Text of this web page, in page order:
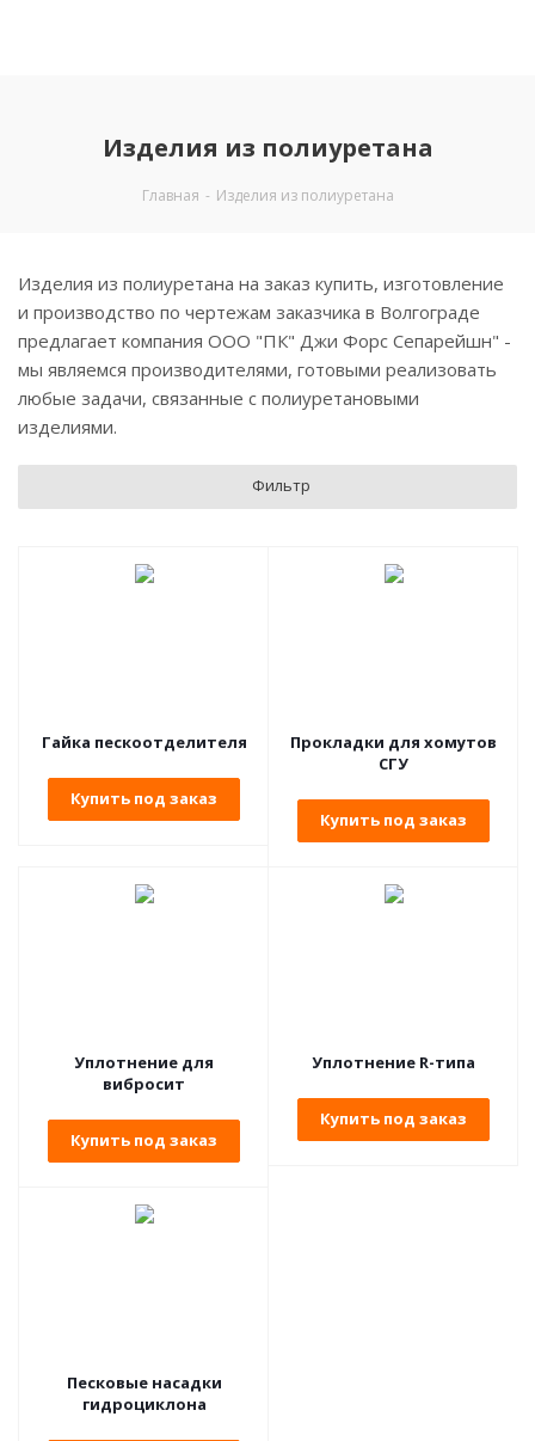
Изделия из полиуретана
Главная - Изделия из полиуретана
Изделия из полиуретана на заказ купить, изготовление
и производство по чертежам заказчика в Волгограде
предлагает компания ООО "ПК" Джи Форс Сепарейшн" -
мы являемся производителями, готовыми реализовать
любые задачи, связанные с полиуретановыми
изделиями.
Фильтр
Гайка пескоотделителя
Купить под заказ
Прокладки для хомутов
СГУ
Купить под заказ
Уплотнение для
вибросит
Купить под заказ
Уплотнение R-типа
Купить под заказ
Песковые насадки
гидроциклона